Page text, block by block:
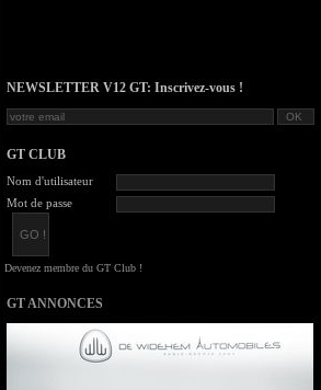
NEWSLETTER V12 GT: Inscrivez-vous !
GT CLUB
Nom d'utilisateur
Mot de passe
GT ANNONCES